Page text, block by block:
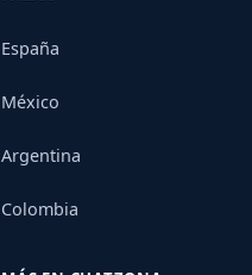
España
México
Argentina
Colombia